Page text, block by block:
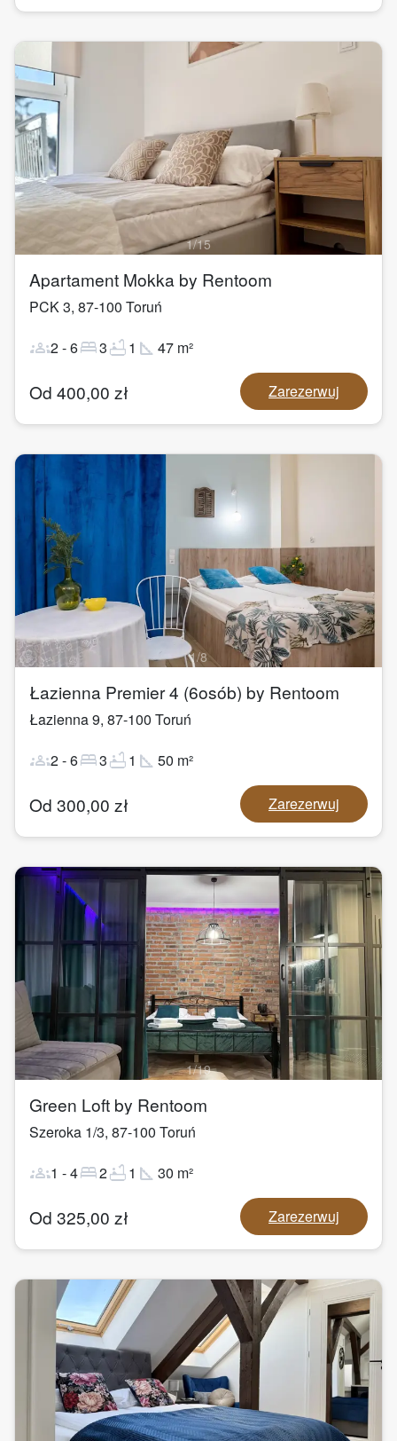
1/15
Apartament Mokka by Rentoom
PCK 3, 87-100 Toruń
groups2-6bed3bathtub1 square_foot 47 m²
Od 400,00 zł Zarezerwuj
1/8
Łazienna Premier 4 (6osób) by Rentoom
Łazienna 9, 87-100 Toruń
groups2-6bed3bathtub1 square_foot 50 m²
Od 300,00 zł Zarezerwuj
1/19
Green Loft by Rentoom
Szeroka 1/3, 87-100 Toruń
groups1 -4bed2bathtub1 square_foot 30 m²
Od 325,00 zł Zarezerwuj